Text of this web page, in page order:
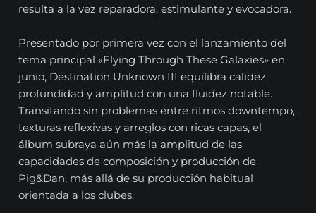
resulta a la vez reparadora, estimulante y evocadora.
Presentado por primera vez con el lanzamiento del
tema principal «Flying Through These Galaxies» en
junio, Destination Unknown III equilibra calidez,
profundidad y amplitud con una fluidez notable.
Transitando sin problemas entre ritmos downtempo,
texturas reflexivas y arreglos con ricas capas, el
álbum subraya aún más la amplitud de las
capacidades de composición y producción de
Pig&Dan, más allá de su producción habitual
orientada a los clubes.